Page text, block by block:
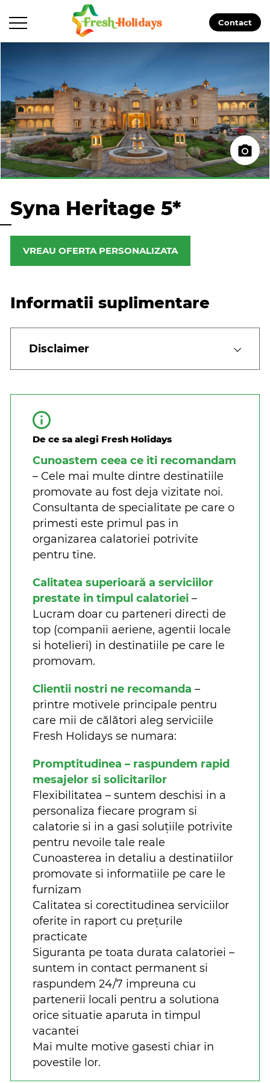
Contact
Syna Heritage 5*
VREAU OFERTA PERSONALIZATA
Informatii suplimentare
Disclaimer
De ce sa alegi Fresh Holidays
Cunoastem ceea ce iti recomandam
– Cele mai multe dintre destinatiile
promovate au fost deja vizitate noi.
Consultanta de specialitate pe care o
primesti este primul pas in
organizarea calatoriei potrivite
pentru tine.
Calitatea superioară a serviciilor
prestate in timpul calatoriei –
Lucram doar cu parteneri directi de
top (companii aeriene, agentii locale
si hotelieri) in destinatiile pe care le
promovam.
Clientii nostri ne recomanda –
printre motivele principale pentru
care mii de călători aleg serviciile
Fresh Holidays se numara:
Promptitudinea – raspundem rapid
mesajelor si solicitarilor
Flexibilitatea – suntem deschisi in a
personaliza fiecare program si
calatorie si in a gasi soluțiile potrivite
pentru nevoile tale reale
Cunoasterea in detaliu a destinatiilor
promovate si informatiile pe care le
furnizam
Calitatea si corectitudinea serviciilor
oferite in raport cu prețurile
practicate
Siguranta pe toata durata calatoriei –
suntem in contact permanent si
raspundem 24/7 impreuna cu
partenerii locali pentru a solutiona
orice situatie aparuta in timpul
vacantei
Mai multe motive gasesti chiar in
povestile lor.